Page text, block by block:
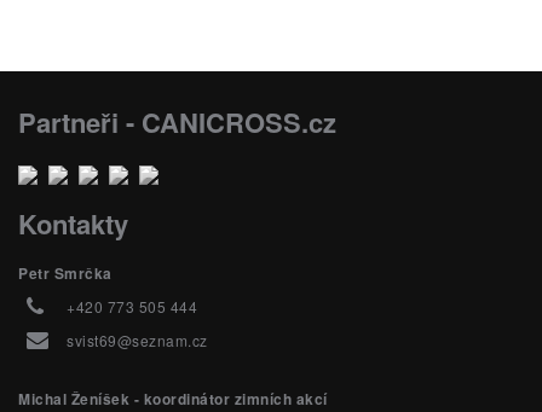
Partneři - CANICROSS.cz
Kontakty
Petr Smrčka
+420 773 505 444
svist69@seznam.cz
Michal Ženíšek - koordinátor zimních akcí